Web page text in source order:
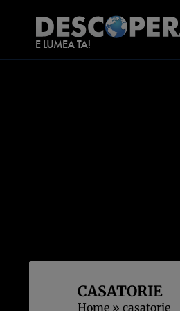
CASATORIE
Home » casatorie